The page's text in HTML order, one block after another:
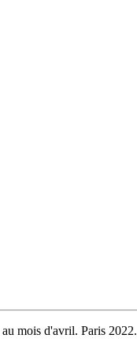
mois d'avril. Paris 2022.